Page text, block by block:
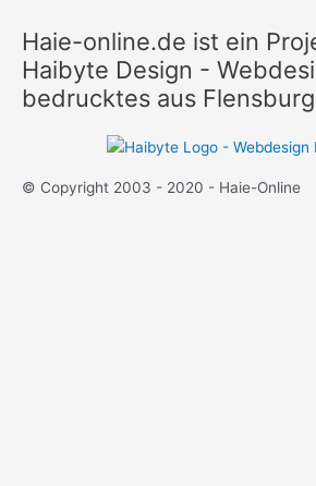
Haie-online.de ist ein
Haibyte Design -
bedrucktes aus
© Copyright 2003 - 2020 - Haie-Online